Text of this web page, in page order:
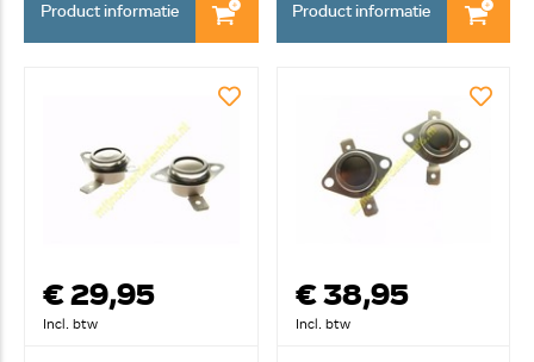
Product informatie Product informatie
€ 29,95
Incl. btw
€ 38,95
Incl. btw